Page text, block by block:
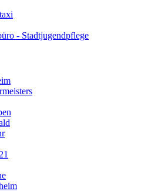
- Stadtjugendpflege